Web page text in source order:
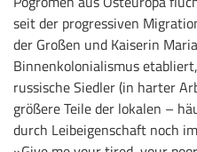
seit der progressiven
der Großen und Kaiserin
Binnenkolonialismus
russische Siedler (in harter
größere Teile der lokalen –
durch Leibeigenschaft noch